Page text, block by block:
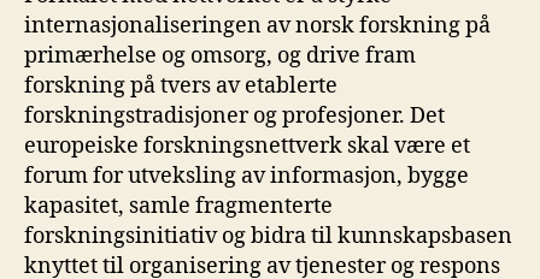
internasjonaliseringen av norsk forskning på
primærhelse og omsorg, og drive fram
forskning på tvers av etablerte
forskningstradisjoner og profesjoner. Det
europeiske forskningsnettverk skal være et
forum for utveksling av informasjon, bygge
kapasitet, samle fragmenterte
forskningsinitiativ og bidra til kunnskapsbasen
knyttet til organisering av tjenester og respons